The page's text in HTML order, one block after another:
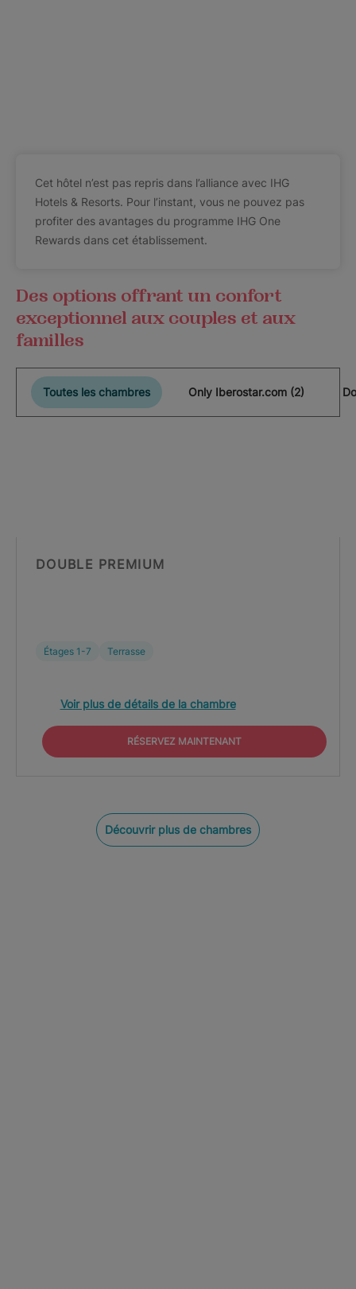
Cet hôtel n’est pas repris dans l’alliance avec IHG
Hotels & Resorts. Pour l’instant, vous ne pouvez pas
profiter des avantages du programme IHG One
Rewards dans cet établissement.
Des options offrant un confort
exceptionnel aux couples et aux
familles
Toutes les chambres Only Iberostar.com (2)
DOUBLE PREMIUM
Étages 1-7 Terrasse
Voir plus de détails de la chambre
RÉSERVEZ MAINTENANT
Découvrir plus de chambres